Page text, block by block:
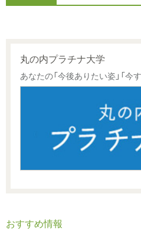
丸の内プラチナ大学
あなたの「今後ありたい姿」「今
おすすめ情報